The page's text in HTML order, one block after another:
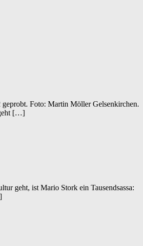
Foto: Martin Möller Gelsenkirchen.
[…]
geht, ist Mario Stork ein Tausendsassa: